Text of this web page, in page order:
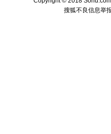
搜狐不良信息举